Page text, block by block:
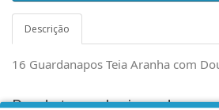
Descrição
16 Guardanapos Teia Aranha com